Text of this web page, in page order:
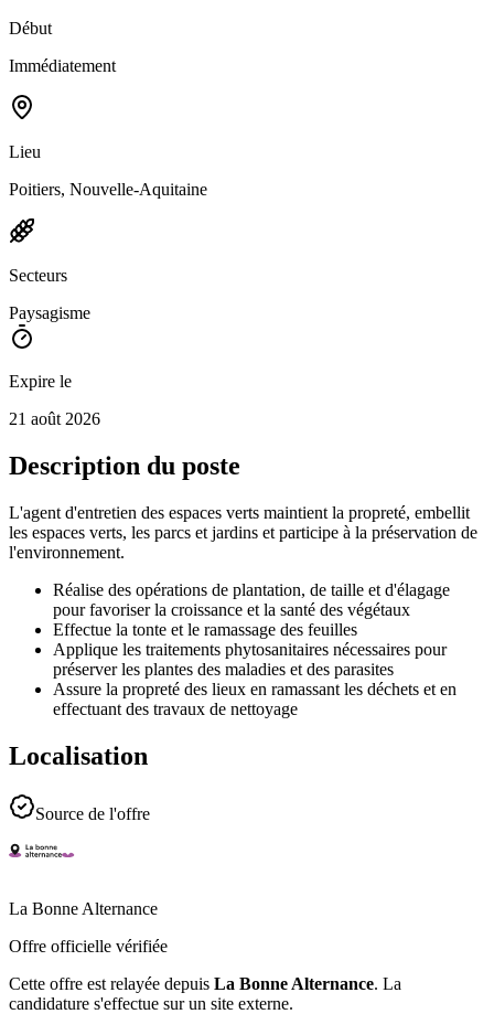
Début
Immédiatement
Lieu
Poitiers, Nouvelle-Aquitaine
Secteurs
Paysagisme
Expire le
21 août 2026
Description du poste
L'agent d'entretien des espaces verts maintient la propreté, embellit
les espaces verts, les parcs et jardins et participe à la préservation de
l'environnement.
Réalise des opérations de plantation, de taille et d'élagage
pour favoriser la croissance et la santé des végétaux
Effectue la tonte et le ramassage des feuilles
Applique les traitements phytosanitaires nécessaires pour
préserver les plantes des maladies et des parasites
Assure la propreté des lieux en ramassant les déchets et en
effectuant des travaux de nettoyage
Localisation
Source de l'offre
La Bonne Alternance
Offre officielle vérifiée
Cette offre est relayée depuis La Bonne Alternance. La
candidature s'effectue sur un site externe.